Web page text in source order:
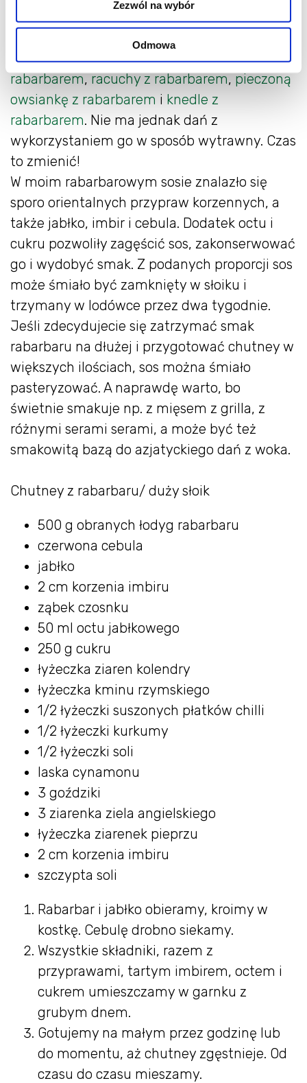
Zezwól na wybór
Odmowa
desery. Dowodem na to są przepisy, które
uzbierałyśmy w ciągu kilku lat. Na
burczymiwbrzuchu znajdzieciepleśniak z
rabarbarem,racuchy z rabarbarem,pieczoną
owsiankę z rabarbarem i knedle z
rabarbarem. Nie ma jednak dań z
wykorzystaniem go w sposób wytrawny. Czas
to zmienić!
W moim rabarbarowym sosie znalazło się
sporo orientalnych przypraw korzennych, a
także jabłko, imbir i cebula. Dodatek octu i
cukru pozwoliły zagęścić sos, zakonserwować
go i wydobyć smak. Z podanych proporcji sos
może śmiało być zamknięty w słoiku i
trzymany w lodówce przez dwa tygodnie.
Jeśli zdecydujecie się zatrzymać smak
rabarbaru na dłużej i przygotować chutney w
większych ilościach, sos można śmiało
pasteryzować. A naprawdę warto, bo
świetnie smakuje np. z mięsem z grilla, z
różnymi serami serami, a może być też
smakowitą bazą do azjatyckiego dań z woka.
Chutney z rabarbaru/ duży słoik
500 g obranych łodyg rabarbaru
czerwona cebula
jabłko
2 cm korzenia imbiru
ząbek czosnku
50 ml octu jabłkowego
250 g cukru
łyżeczka ziaren kolendry
łyżeczka kminu rzymskiego
1/2 łyżeczki suszonych płatków chilli
1/2 łyżeczki kurkumy
1/2 łyżeczki soli
laska cynamonu
3 goździki
3 ziarenka ziela angielskiego
łyżeczka ziarenek pieprzu
2 cm korzenia imbiru
szczypta soli
Rabarbar i jabłko obieramy, kroimy w
kostkę. Cebulę drobno siekamy.
Wszystkie składniki, razem z
przyprawami, tartym imbirem, octem i
cukrem umieszczamy w garnku z
grubym dnem.
Gotujemy na małym przez godzinę lub
do momentu, aż chutney zgęstnieje. Od
czasu do czasu mieszamy.